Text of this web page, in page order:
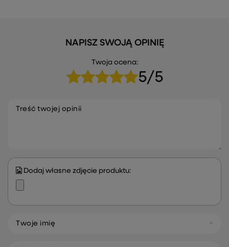
NAPISZ SWOJĄ OPINIĘ
Twoja ocena:
5/5
Treść twojej opinii
Dodaj własne zdjęcie produktu:
Twoje imię